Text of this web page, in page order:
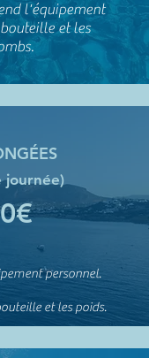
l'équipement
et les
journée)
personnel.
et les poids.